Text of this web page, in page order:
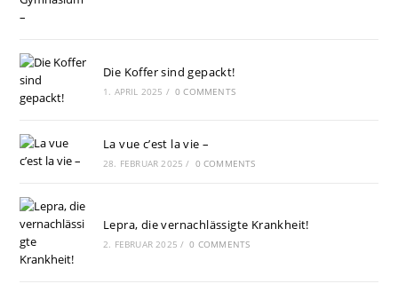
Die Koffer sind gepackt!
1. APRIL 2025 / 0 COMMENTS
La vue c’est la vie –
28. FEBRUAR 2025 / 0 COMMENTS
Lepra, die vernachlässigte Krankheit!
2. FEBRUAR 2025 / 0 COMMENTS